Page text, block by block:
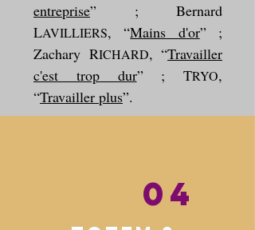
entreprise” ; Bernard
LAVILLIERS, “Mains d'or” ;
Zachary RICHARD, “Travailler
c'est trop dur” ; TRYO,
“Travailler plus”.
04